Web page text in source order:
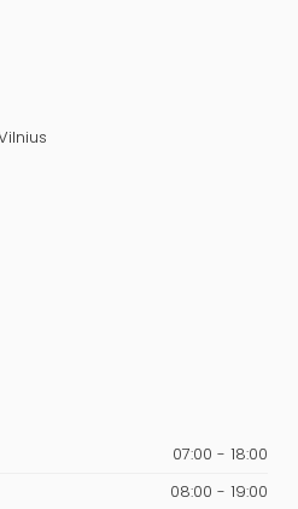
07:00 - 18:00
08:00 - 19:00